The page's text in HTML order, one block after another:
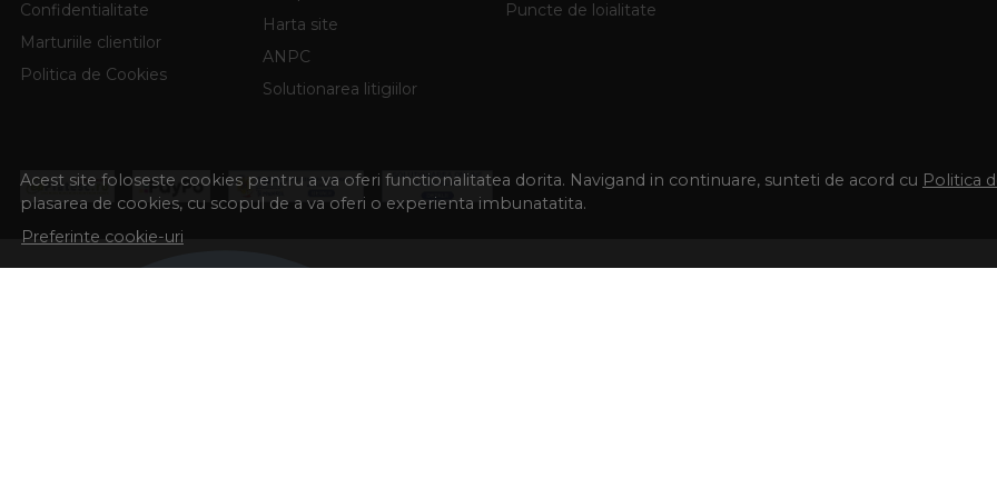
Acest site foloseste cookies pentru a va oferi functionalitatea dorita. Navigand in continuare, sunteti de acord cu Politica
plasarea de cookies, cu scopul de a va oferi o experienta imbunatatita.
Preferinte cookie-uri
Confidentialitate
Marturiile clientilor
Politica de Cookies
Harta site
ANPC
Solutionarea litigiilor
Puncte de loialitate